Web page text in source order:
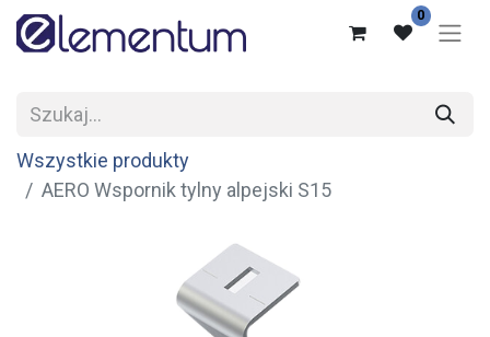
0
Wszystkie produkty
AERO Wspornik tylny alpejski S15